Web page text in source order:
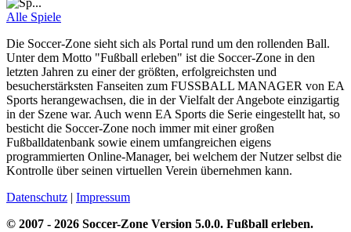
Alle Spiele
Die Soccer-Zone sieht sich als Portal rund um den rollenden Ball.
Unter dem Motto "Fußball erleben" ist die Soccer-Zone in den
letzten Jahren zu einer der größten, erfolgreichsten und
besucherstärksten Fanseiten zum FUSSBALL MANAGER von EA
Sports herangewachsen, die in der Vielfalt der Angebote einzigartig
in der Szene war. Auch wenn EA Sports die Serie eingestellt hat, so
besticht die Soccer-Zone noch immer mit einer großen
Fußballdatenbank sowie einem umfangreichen eigens
programmierten Online-Manager, bei welchem der Nutzer selbst die
Kontrolle über seinen virtuellen Verein übernehmen kann.
Datenschutz | Impressum
© 2007 - 2026 Soccer-Zone Version 5.0.0. Fußball erleben.